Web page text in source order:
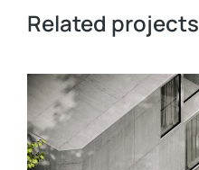
Related projects